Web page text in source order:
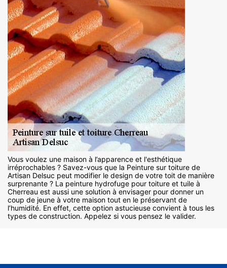
Vous voulez une maison à l’apparence et l'esthétique
irréprochables ? Savez-vous que la Peinture sur toiture de
Artisan Delsuc peut modifier le design de votre toit de manière
surprenante ? La peinture hydrofuge pour toiture et tuile à
Cherreau est aussi une solution à envisager pour donner un
coup de jeune à votre maison tout en le préservant de
l’humidité. En effet, cette option astucieuse convient à tous les
types de construction. Appelez si vous pensez le valider.